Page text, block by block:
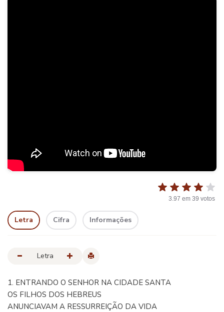
3.97 em 39 votos
Letra Cifra Informações
Letra
1. ENTRANDO O SENHOR NA CIDADE SANTA
OS FILHOS DOS HEBREUS
ANUNCIAVAM A RESSURREIÇÃO DA VIDA